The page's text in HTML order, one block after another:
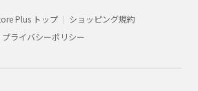
Plus トップ
ショッピング規約
プライバシーポリシー